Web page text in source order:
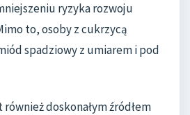
ryzyka rozwoju
to, osoby z cukrzycą
spadziowy z umiarem i pod
doskonałym źródłem